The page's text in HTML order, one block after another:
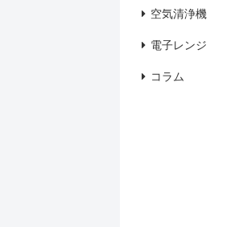
空気清浄機
電子レンジ
コラム